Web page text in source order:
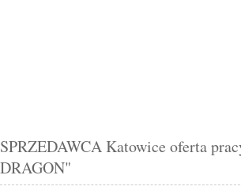
SPRZEDAWCA Katowice oferta
DRAGON"